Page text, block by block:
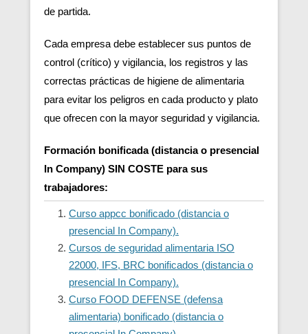
de partida.
Cada empresa debe establecer sus puntos de
control (crítico) y vigilancia, los registros y las
correctas prácticas de higiene de alimentaria
para evitar los peligros en cada producto y plato
que ofrecen con la mayor seguridad y vigilancia.
Formación bonificada (distancia o presencial
In Company) SIN COSTE para sus
trabajadores:
Curso appcc bonificado (distancia o
presencial In Company).
Cursos de seguridad alimentaria ISO
22000, IFS, BRC bonificados (distancia o
presencial In Company).
Curso FOOD DEFENSE (defensa
alimentaria) bonificado (distancia o